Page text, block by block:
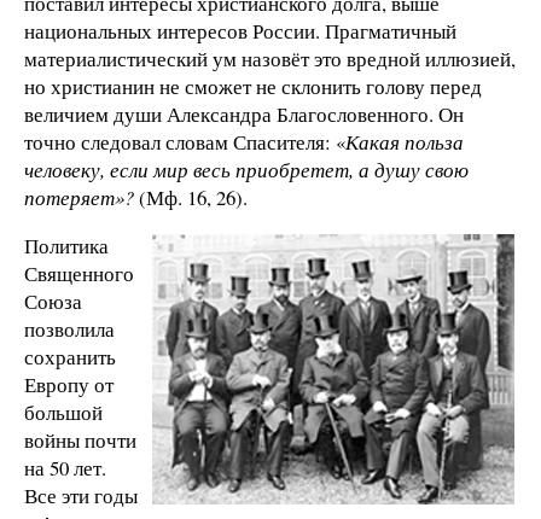
национальных интересов России. Прагматичный
материалистический ум назовёт это вредной иллюзией,
но христианин не сможет не склонить голову перед
величием души Александра Благословенного. Он
точно следовал словам Спасителя: «Какая польза
человеку, если мир весь приобретет, а душу свою
потеряет»?(Мф. 16, 26).
Политика
Священного
Союза
позволила
сохранить
Европу от
большой
войны почти
на 50 лет.
Все эти годы